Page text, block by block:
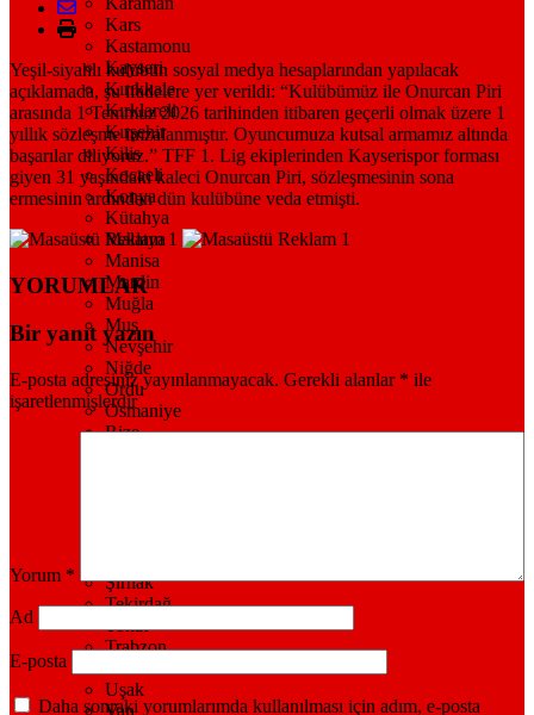
Kars
Kastamonu
Kayseri
Kırıkkale
Kırklareli
Kırşehir
Kilis
Kocaeli
Konya
Kütahya
Malatya
Manisa
Mardin
Muğla
Muş
Nevşehir
Niğde
Ordu
Osmaniye
Rize
Şırnak
Tekirdağ
Tokat
Trabzon
Uşak
Van
Yeşil-siyahlı kulübün sosyal medya hesaplarından yapılacak
açıklamada, şu ifadelere yer verildi: “Kulübümüz ile Onurcan Piri
arasında 1 Temmuz 2026 tarihinden itibaren geçerli olmak üzere 1
yıllık sözleşme imzalanmıştır. Oyuncumuza kutsal armamız altında
başarılar diliyoruz.” TFF 1. Lig ekiplerinden Kayserispor forması
giyen 31 yaşındaki kaleci Onurcan Piri, sözleşmesinin sona
ermesinin ardından dün kulübüne veda etmişti.
YORUMLAR
Bir yanıt yazın
E-posta adresiniz yayınlanmayacak. Gerekli alanlar * ile
işaretlenmişlerdir
Yorum *
Ad
E-posta
Daha sonraki yorumlarımda kullanılması için adım, e-posta